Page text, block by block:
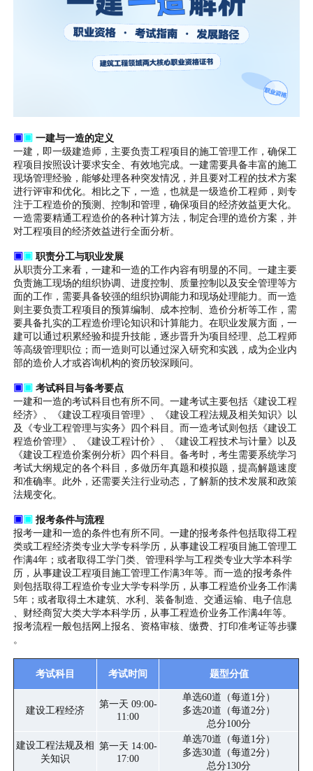
▣ ▣ 一建与一造的定义
一建，即一级建造师，主要负责工程项目的施工管理工作，确保工
程项目按照设计要求安全、有效地完成。一建需要具备丰富的施工
现场管理经验，能够处理各种突发情况，并且要对工程的技术方案
进行评审和优化。相比之下，一造，也就是一级造价工程师，则专
注于工程造价的预测、控制和管理，确保项目的经济效益更大化。
一造需要精通工程造价的各种计算方法，制定合理的造价方案，并
对工程项目的经济效益进行全面分析。
▣ ▣ 职责分工与职业发展
从职责分工来看，一建和一造的工作内容有明显的不同。一建主要
负责施工现场的组织协调、进度控制、质量控制以及安全管理等方
面的工作，需要具备较强的组织协调能力和现场处理能力。而一造
则主要负责工程项目的预算编制、成本控制、造价分析等工作，需
要具备扎实的工程造价理论知识和计算能力。在职业发展方面，一
建可以通过积累经验和提升技能，逐步晋升为项目经理、总工程师
等高级管理职位；而一造则可以通过深入研究和实践，成为企业内
部的造价人才或咨询机构的资历较深顾问。
▣ ▣ 考试科目与备考要点
一建和一造的考试科目也有所不同。一建考试主要包括《建设工程
经济》、《建设工程项目管理》、《建设工程法规及相关知识》以
及《专业工程管理与实务》四个科目。而一造考试则包括《建设工
程造价管理》、《建设工程计价》、《建设工程技术与计量》以及
《建设工程造价案例分析》四个科目。备考时，考生需要系统学习
考试大纲规定的各个科目，多做历年真题和模拟题，提高解题速度
和准确率。此外，还需要关注行业动态，了解新的技术发展和政策
法规变化。
▣ ▣ 报考条件与流程
报考一建和一造的条件也有所不同。一建的报考条件包括取得工程
类或工程经济类专业大学专科学历，从事建设工程项目施工管理工
作满4年；或者取得工学门类、管理科学与工程类专业大学本科学
历，从事建设工程项目施工管理工作满3年等。而一造的报考条件
则包括取得工程造价专业大学专科学历，从事工程造价业务工作满
5年；或者取得土木建筑、水利、装备制造、交通运输、电子信息
、财经商贸大类大学本科学历，从事工程造价业务工作满4年等。
报考流程一般包括网上报名、资格审核、缴费、打印准考证等步骤
。
考试科目 考试时间 题型分值
建设工程经济
第一天 09:00-
11:00
单选60道（每道1分）
多选20道（每道2分）
总分100分
建设工程法规及相
关知识
第一天 14:00-
17:00
单选70道（每道1分）
多选30道（每道2分）
总分130分